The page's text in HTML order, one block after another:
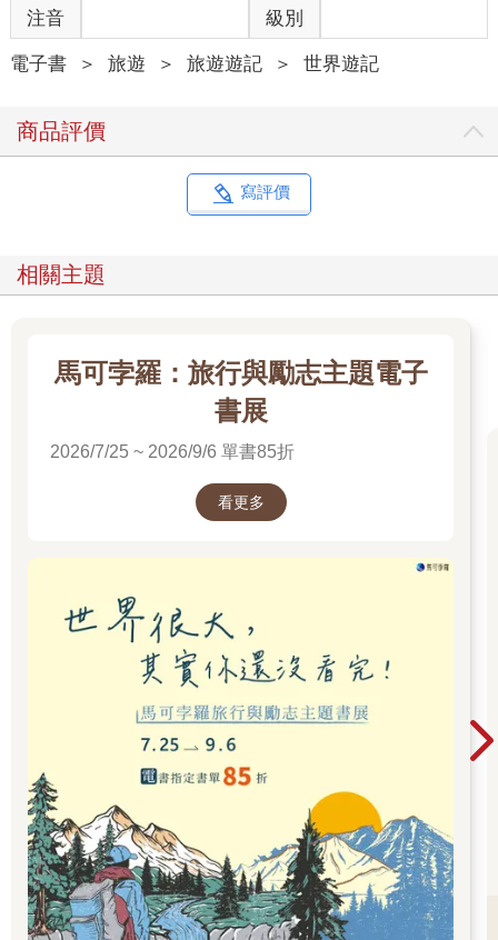
注音 級別
電子書 ＞ 旅遊 ＞ 旅遊遊記 ＞ 世界遊記
商品評價
寫評價
相關主題
馬可孛羅：旅行與勵志主題電子
書展
2026/7/25 ~ 2026/9/6 單書85折
看更多